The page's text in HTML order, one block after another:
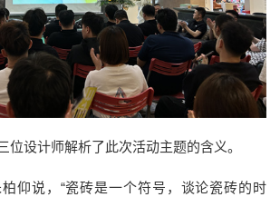
位设计师解析了此次活动主题的含义。
仰说，“瓷砖是一个符号，谈论瓷砖的时